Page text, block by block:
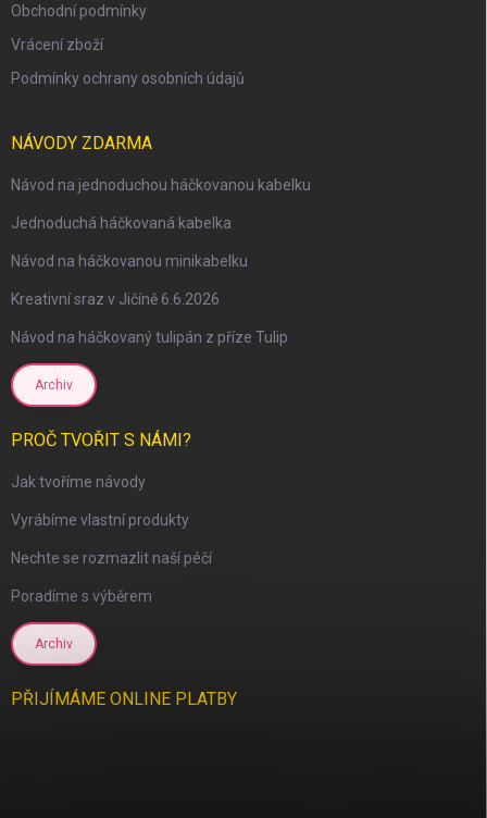
Obchodní podmínky
Vrácení zboží
Podmínky ochrany osobních údajů
NÁVODY ZDARMA
Návod na jednoduchou háčkovanou kabelku
Jednoduchá háčkovaná kabelka
Návod na háčkovanou minikabelku
Kreativní sraz v Jičíně 6.6.2026
Návod na háčkovaný tulipán z příze Tulip
Archiv
PROČ TVOŘIT S NÁMI?
Jak tvoříme návody
Vyrábíme vlastní produkty
Nechte se rozmazlit naší péčí
Poradíme s výběrem
Archiv
PŘIJÍMÁME ONLINE PLATBY